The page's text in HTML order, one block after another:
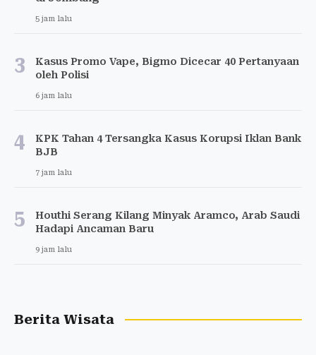
5 jam lalu
3
Kasus Promo Vape, Bigmo Dicecar 40 Pertanyaan
oleh Polisi
6 jam lalu
4
KPK Tahan 4 Tersangka Kasus Korupsi Iklan Bank
BJB
7 jam lalu
5
Houthi Serang Kilang Minyak Aramco, Arab Saudi
Hadapi Ancaman Baru
9 jam lalu
Berita Wisata